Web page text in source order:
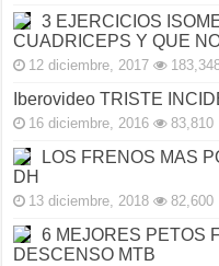
3 EJERCICIOS
CUADRICEPS Y QUE
12 diciembre, 2017
Iberovideo TRISTE
16 diciembre, 2016 83,810
LOS FRENOS MAS
DH
13 diciembre, 2018 82,600
6 MEJORES PETOS
DESCENSO MTB